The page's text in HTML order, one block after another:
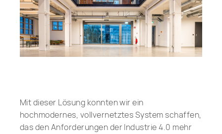
Mit dieser Lösung konnten wir ein
hochmodernes, vollvernetztes System schaffen,
das den Anforderungen der Industrie 4.0 mehr